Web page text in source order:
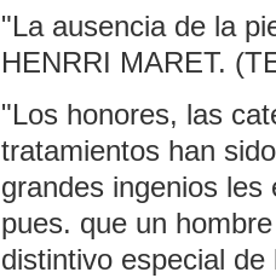
"La ausencia de la
HENRRI MARET.
"Los honores, las
tratamientos han
grandes ingenios
pues. que un
distintivo especial